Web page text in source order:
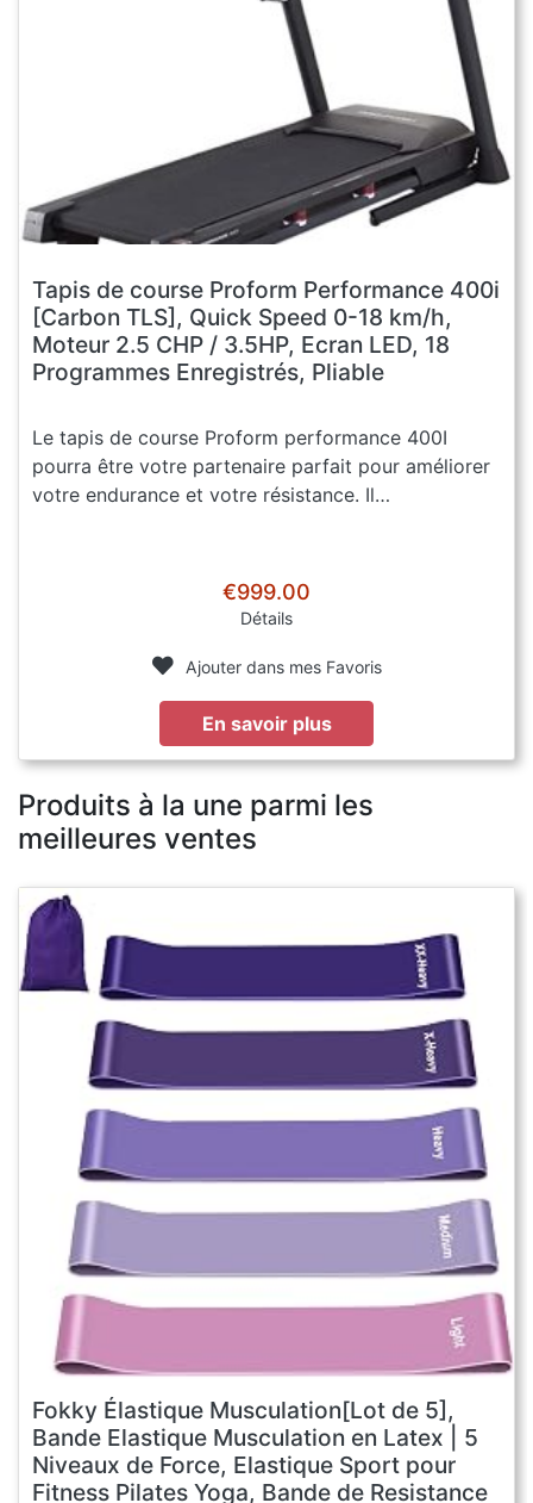
Tapis de course Proform Performance 400i
[Carbon TLS], Quick Speed 0-18 km/h,
Moteur 2.5 CHP / 3.5HP, Ecran LED, 18
Programmes Enregistrés, Pliable
Le tapis de course Proform performance 400I
pourra être votre partenaire parfait pour améliorer
votre endurance et votre résistance. Il…
€999.00
Détails
Ajouter dans mes Favoris
En savoir plus
Produits à la une parmi les
meilleures ventes
Fokky Élastique Musculation[Lot de 5],
Bande Elastique Musculation en Latex | 5
Niveaux de Force, Elastique Sport pour
Fitness Pilates Yoga, Bande de Resistance